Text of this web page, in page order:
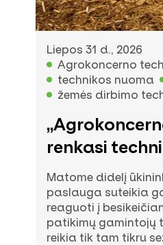
Liepos 31 d., 2026
Agrokoncerno
technikos nuoma
žemės dirbimo
renkasi
Matome didelį
paslauga suteikia
reaguoti į
patikimų gamintojų
reikia tik tam tikru